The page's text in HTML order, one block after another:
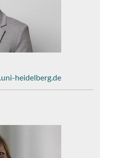
heidelberg.de